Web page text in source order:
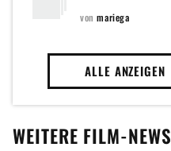
vonmariega
ALLE ANZEIGEN
WEITERE FILM-NEWS